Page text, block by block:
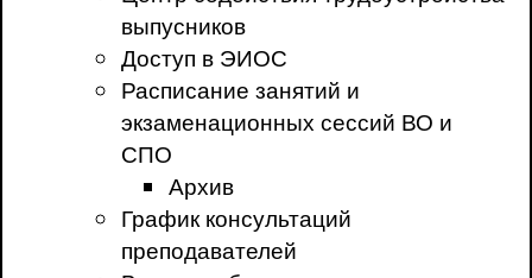
выпусников
Доступ в ЭИОС
Расписание занятий и
экзаменационных сессий ВО и
СПО
Архив
График консультаций
преподавателей